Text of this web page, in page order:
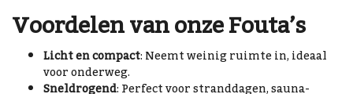
Voordelen van onze Fouta’s
Licht en compact: Neemt weinig ruimte in, ideaal
voor onderweg.
Sneldrogend: Perfect voor stranddagen, sauna-